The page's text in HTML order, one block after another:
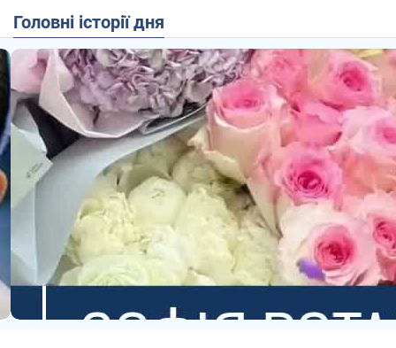
Головні історії дня